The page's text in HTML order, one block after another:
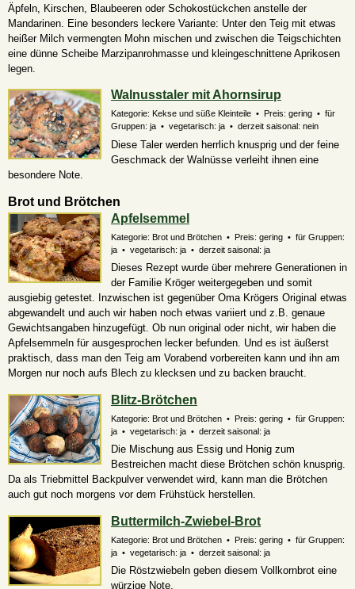
Äpfeln, Kirschen, Blaubeeren oder Schokostückchen anstelle der
Mandarinen. Eine besonders leckere Variante: Unter den Teig mit etwas
heißer Milch vermengten Mohn mischen und zwischen die Teigschichten
eine dünne Scheibe Marzipanrohmasse und kleingeschnittene Aprikosen
legen.
Walnusstaler mit Ahornsirup
Kategorie: Kekse und süße Kleinteile • Preis: gering • für
Gruppen: ja • vegetarisch: ja • derzeit saisonal: nein
Diese Taler werden herrlich knusprig und der feine
Geschmack der Walnüsse verleiht ihnen eine
besondere Note.
Brot und Brötchen
Apfelsemmel
Kategorie: Brot und Brötchen • Preis: gering • für Gruppen:
ja • vegetarisch: ja • derzeit saisonal: ja
Dieses Rezept wurde über mehrere Generationen in
der Familie Kröger weitergegeben und somit
ausgiebig getestet. Inzwischen ist gegenüber Oma Krögers Original etwas
abgewandelt und auch wir haben noch etwas variiert und z.B. genaue
Gewichtsangaben hinzugefügt. Ob nun original oder nicht, wir haben die
Apfelsemmeln für ausgesprochen lecker befunden. Und es ist äußerst
praktisch, dass man den Teig am Vorabend vorbereiten kann und ihn am
Morgen nur noch aufs Blech zu klecksen und zu backen braucht.
Blitz-Brötchen
Kategorie: Brot und Brötchen • Preis: gering • für Gruppen:
ja • vegetarisch: ja • derzeit saisonal: ja
Die Mischung aus Essig und Honig zum
Bestreichen macht diese Brötchen schön knusprig.
Da als Triebmittel Backpulver verwendet wird, kann man die Brötchen
auch gut noch morgens vor dem Frühstück herstellen.
Buttermilch-Zwiebel-Brot
Kategorie: Brot und Brötchen • Preis: gering • für Gruppen:
ja • vegetarisch: ja • derzeit saisonal: ja
Die Röstzwiebeln geben diesem Vollkornbrot eine
würzige Note.